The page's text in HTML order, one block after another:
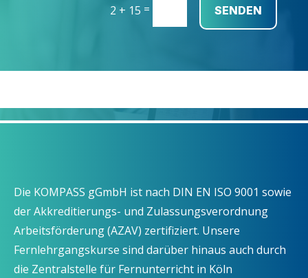
2 + 15 = SENDEN
Die KOMPASS gGmbH ist nach DIN EN ISO 9001 sowie
der Akkreditierungs- und Zulassungsverordnung
Arbeitsförderung (AZAV) zertifiziert. Unsere
Fernlehrgangskurse sind darüber hinaus auch durch
die Zentralstelle für Fernunterricht in Köln